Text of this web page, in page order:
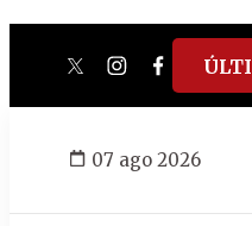
twitterinstagram
facebook
07 ago 2026